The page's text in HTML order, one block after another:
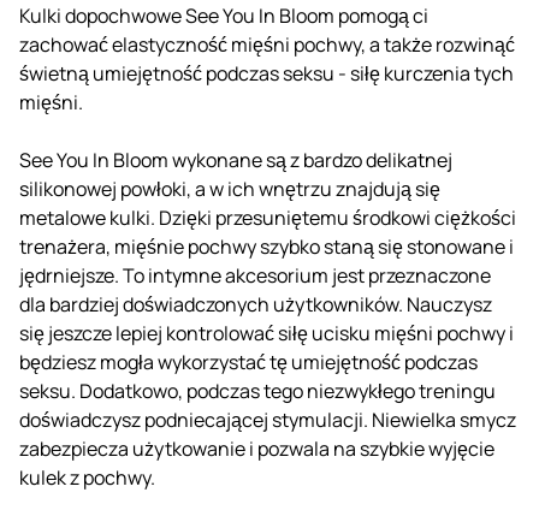
Kulki dopochwowe See You In Bloom pomogą ci
zachować elastyczność mięśni pochwy, a także rozwinąć
świetną umiejętność podczas seksu - siłę kurczenia tych
mięśni.
See You In Bloom wykonane są z bardzo delikatnej
silikonowej powłoki, a w ich wnętrzu znajdują się
metalowe kulki. Dzięki przesuniętemu środkowi ciężkości
trenażera, mięśnie pochwy szybko staną się stonowane i
jędrniejsze. To intymne akcesorium jest przeznaczone
dla bardziej doświadczonych użytkowników. Nauczysz
się jeszcze lepiej kontrolować siłę ucisku mięśni pochwy i
będziesz mogła wykorzystać tę umiejętność podczas
seksu. Dodatkowo, podczas tego niezwykłego treningu
doświadczysz podniecającej stymulacji. Niewielka smycz
zabezpiecza użytkowanie i pozwala na szybkie wyjęcie
kulek z pochwy.